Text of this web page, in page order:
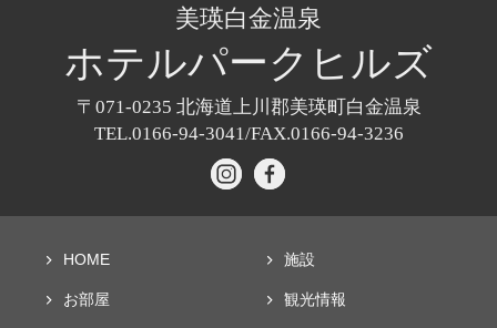
美瑛白金温泉
ホテルパークヒルズ
〒071-0235 北海道上川郡美瑛町白金温泉
TEL.0166-94-3041/FAX.0166-94-3236
HOME
お部屋
施設
観光情報